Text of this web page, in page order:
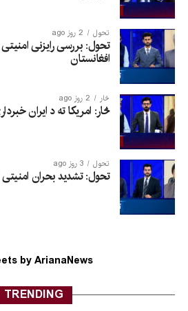
تحول 2 روز ago
تحول: بررسی رایزنی
افغانستان
څار 2 روز ago
څار: امریکا ته د ایران
تحول 3 روز ago
تحول: تشدید بحران امنیتی
by ArianaNews_
TRENDING